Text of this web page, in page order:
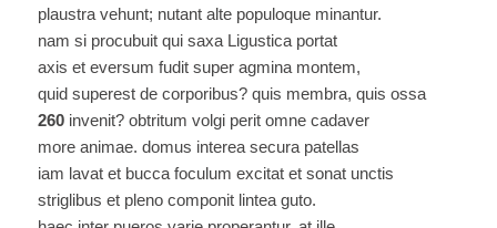
plaustra vehunt; nutant alte populoque minantur.
nam si procubuit qui saxa Ligustica portat
axis et eversum fudit super agmina montem,
quid superest de corporibus? quis membra, quis ossa
260invenit? obtritum volgi perit omne cadaver
more animae. domus interea secura patellas
iam lavat et bucca foculum excitat et sonat unctis
striglibus et pleno componit lintea guto.